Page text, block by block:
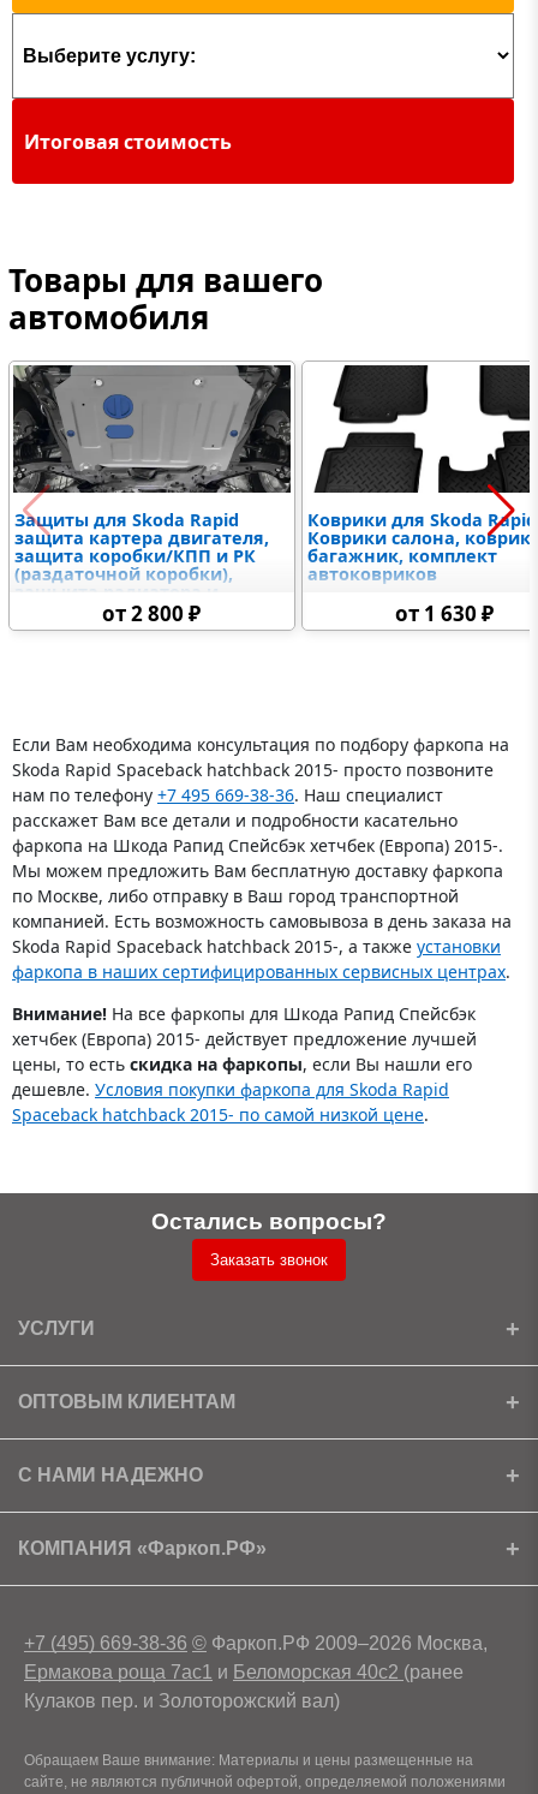
Итоговая стоимость
Товары для вашего
автомобиля
Защиты для Skoda Rapid
защита картера двигателя,
защита коробки/КПП и РК
(раздаточной коробки),
защыита радиатора и
дифференциалов,
топливного бака,
от 2 800 ₽
Коврики для Skoda Rapid
Коврики салона, коврик
багажник, комплект
автоковриков
от 1 630 ₽
Если Вам необходима консультация по подбору фаркопа на
Skoda Rapid Spaceback hatchback 2015- просто позвоните
нам по телефону +7 495 669-38-36. Наш специалист
расскажет Вам все детали и подробности касательно
фаркопа на Шкода Рапид Спейсбэк хетчбек (Европа) 2015-.
Мы можем предложить Вам бесплатную доставку фаркопа
по Москве, либо отправку в Ваш город транспортной
компанией. Есть возможность самовывоза в день заказа на
Skoda Rapid Spaceback hatchback 2015-, а также установки
фаркопа в наших сертифицированных сервисных центрах.
Внимание! На все фаркопы для Шкода Рапид Спейсбэк
хетчбек (Европа) 2015- действует предложение лучшей
цены, то есть скидка на фаркопы, если Вы нашли его
дешевле. Условия покупки фаркопа для Skoda Rapid
Spaceback hatchback 2015- по самой низкой цене.
Остались вопросы?
Заказать звонок
УСЛУГИ
Установка
Доставка
ОПТОВЫМ КЛИЕНТАМ
Ищем партнеров
Скачать прайс
С НАМИ НАДЕЖНО
Сертификаты
Условия возврата
КОМПАНИЯ «Фаркоп.РФ»
+7 (495) 669-38-36 © Фаркоп.РФ 2009–2026 Москва,
Ермакова роща 7ас1 и Беломорская 40с2 (ранее
Кулаков пер. и Золоторожский вал)
Обращаем Ваше внимание: Материалы и цены размещенные на
сайте, не являются публичной офертой, определяемой положениями